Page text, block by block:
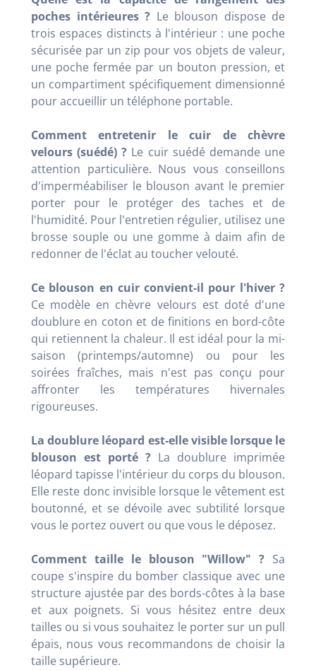
poches intérieures ? Le blouson dispose de
trois espaces distincts à l'intérieur : une poche
sécurisée par un zip pour vos objets de valeur,
une poche fermée par un bouton pression, et
un compartiment spécifiquement dimensionné
pour accueillir un téléphone portable.
Comment entretenir le cuir de chèvre
velours (suédé) ? Le cuir suédé demande une
attention particulière. Nous vous conseillons
d'imperméabiliser le blouson avant le premier
porter pour le protéger des taches et de
l'humidité. Pour l'entretien régulier, utilisez une
brosse souple ou une gomme à daim afin de
redonner de l'éclat au toucher velouté.
Ce blouson en cuir convient-il pour l'hiver ?
Ce modèle en chèvre velours est doté d'une
doublure en coton et de finitions en bord-côte
qui retiennent la chaleur. Il est idéal pour la mi-
saison (printemps/automne) ou pour les
soirées fraîches, mais n'est pas conçu pour
affronter les températures hivernales
rigoureuses.
La doublure léopard est-elle visible lorsque le
blouson est porté ? La doublure imprimée
léopard tapisse l'intérieur du corps du blouson.
Elle reste donc invisible lorsque le vêtement est
boutonné, et se dévoile avec subtilité lorsque
vous le portez ouvert ou que vous le déposez.
Comment taille le blouson "Willow" ? Sa
coupe s'inspire du bomber classique avec une
structure ajustée par des bords-côtes à la base
et aux poignets. Si vous hésitez entre deux
tailles ou si vous souhaitez le porter sur un pull
épais, nous vous recommandons de choisir la
taille supérieure.